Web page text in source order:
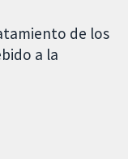
de los
a la